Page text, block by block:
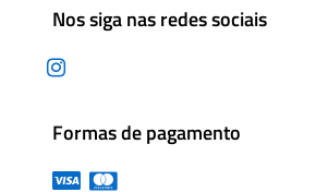
Nos siga nas redes sociais
Formas de pagamento